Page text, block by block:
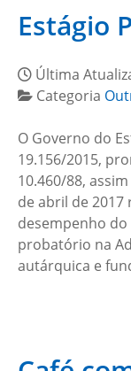
Estágio
Última
Categoria
O Governo do
19.156/2015,
10.460/88,
de abril de 2017
desempenho
probatório na
autárquica e